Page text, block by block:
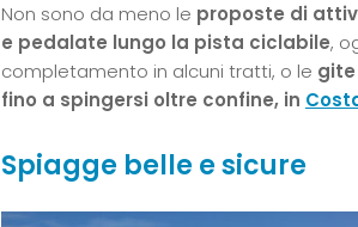
Non sono da meno le proposte di
e pedalate lungo la pista ciclabile,
completamento in alcuni tratti, o le
fino a spingersi oltre confine, in
Spiagge belle e sicure